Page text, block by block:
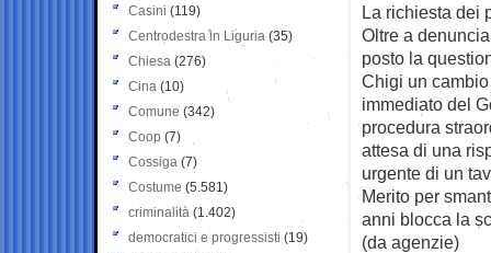
La richiesta dei
Oltre a
posto la
Chigi un
immediato del
procedura
attesa di una
urgente di un
Merito per
anni blocca la
(da agenzie)
Casini (119)
Centrodestra in Liguria (35)
Chiesa (276)
Cina (10)
Comune (342)
Coop (7)
Cossiga (7)
Costume (5.581)
criminalità (1.402)
democratici e progressisti (19)